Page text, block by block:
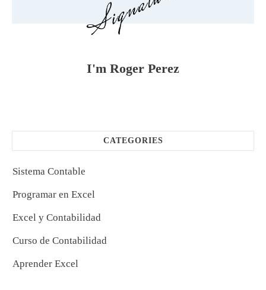
I'm Roger Perez
CATEGORIES
Sistema Contable
Programar en Excel
Excel y Contabilidad
Curso de Contabilidad
Aprender Excel